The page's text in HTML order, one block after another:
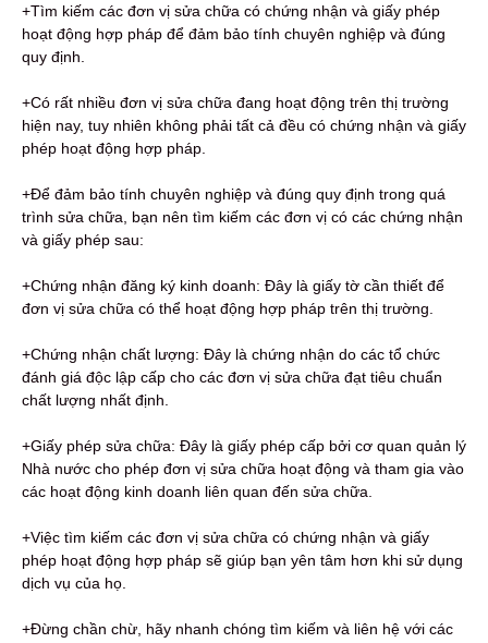
+Tìm kiếm các đơn vị sửa chữa có chứng nhận và giấy phép
hoạt động hợp pháp để đảm bảo tính chuyên nghiệp và đúng
quy định.
+Có rất nhiều đơn vị sửa chữa đang hoạt động trên thị trường
hiện nay, tuy nhiên không phải tất cả đều có chứng nhận và giấy
phép hoạt động hợp pháp.
+Để đảm bảo tính chuyên nghiệp và đúng quy định trong quá
trình sửa chữa, bạn nên tìm kiếm các đơn vị có các chứng nhận
và giấy phép sau:
+Chứng nhận đăng ký kinh doanh: Đây là giấy tờ cần thiết để
đơn vị sửa chữa có thể hoạt động hợp pháp trên thị trường.
+Chứng nhận chất lượng: Đây là chứng nhận do các tổ chức
đánh giá độc lập cấp cho các đơn vị sửa chữa đạt tiêu chuẩn
chất lượng nhất định.
+Giấy phép sửa chữa: Đây là giấy phép cấp bởi cơ quan quản lý
Nhà nước cho phép đơn vị sửa chữa hoạt động và tham gia vào
các hoạt động kinh doanh liên quan đến sửa chữa.
+Việc tìm kiếm các đơn vị sửa chữa có chứng nhận và giấy
phép hoạt động hợp pháp sẽ giúp bạn yên tâm hơn khi sử dụng
dịch vụ của họ.
+Đừng chần chừ, hãy nhanh chóng tìm kiếm và liên hệ với các